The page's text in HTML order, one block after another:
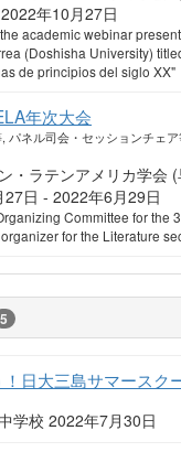
年10月27日
academic webinar
(Doshisha University)
de principios del siglo XX"
年次大会
パネル司会・セッションチェ
・ラテンアメリカ学会
日 - 2022年6月29日
Committee for the
for the Literature
5
日大三島サマースク
学校 2022年7月30日